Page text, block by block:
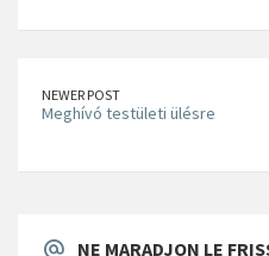
NEWER POST
Meghívó testületi ülésre
NE MARADJON LE